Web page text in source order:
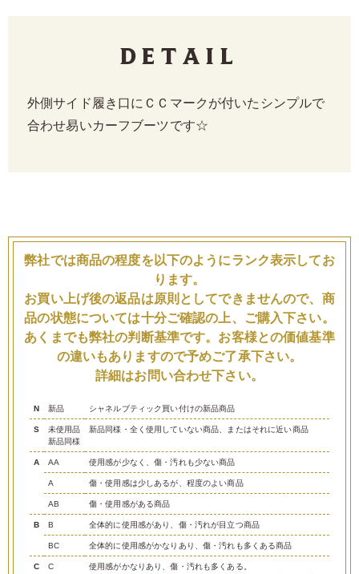
Detail
外側サイド履き口にＣＣマークが付いたシンプルで
合わせ易いカーフブーツです☆
弊社では商品の程度を以下のようにランク表示してお
ります。
お買い上げ後の返品は原則としてできませんので、商
品の状態については十分ご確認の上、ご購入下さい。
あくまでも弊社の判断基準です。お客様との価値基準
の違いもありますので予めご了承下さい。
詳細はお問い合わせ下さい。
N 新品 シャネルブティック買い付けの新品商品
S
未使用品
新品同様
新品同様・全く使用していない商品、またはそれに近い商品
A AA 使用感が少なく、傷・汚れも少ない商品
A 傷・使用感は少しあるが、程度のよい商品
AB 傷・使用感がある商品
B B 全体的に使用感があり、傷・汚れが目立つ商品
BC 全体的に使用感がかなりあり、傷・汚れも多くある商品
C C
使用感がかなりあり、傷・汚れも多くある。